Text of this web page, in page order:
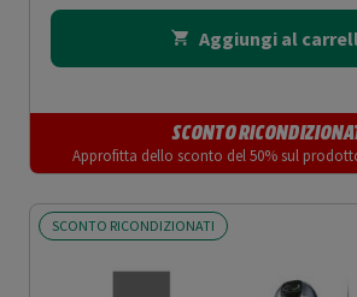
Aggiungi al
SCONTO
Approfitta dello sconto del 50% sul
SCONTO RICONDIZIONATI